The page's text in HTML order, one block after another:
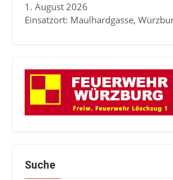
1. August 2026
Einsatzort: Maulhardgasse,
Suche